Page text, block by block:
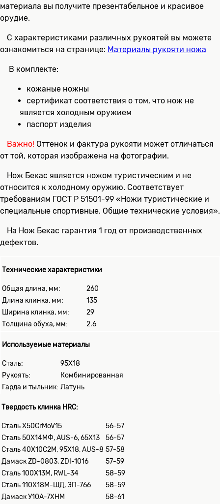
материала вы получите презентабельное и красивое
орудие.
С характеристиками различных рукоятей вы можете
ознакомиться на странице: Материалы рукояти ножа
В комплекте:
кожаные ножны
сертификат соответствия о том, что нож не
является холодным оружием
паспорт изделия
Важно! Оттенок и фактура рукояти может отличаться
от той, которая изображена на фотографии.
Нож Бекас является ножом туристическим и не
относится к холодному оружию. Соответствует
требованиям ГОСТ Р 51501-99 «Ножи туристические и
специальные спортивные. Общие технические условия».
На Нож Бекас гарантия 1 год от производственных
дефектов.
Технические характеристики
Общая длина, мм:
260
Длина клинка, мм:
135
Ширина клинка, мм:
29
Толщина обуха, мм:
2.6
Используемые материалы
Сталь:
95Х18
Рукоять:
Комбинированная
Гарда и тыльник: Латунь
Твердость клинка HRC:
Сталь X50CrMoV15
56-57
Сталь 50Х14МФ, AUS-6, 65Х13
56-57
Сталь 40Х10С2М, 95Х18, AUS-8 57-58
Дамаск ZD-0803, ZDI-1016
57-59
Сталь 100Х13М, RWL-34
58-59
Сталь 110Х18М-ШД, ЭП-766
58-59
Дамаск У10А-7ХНМ
58-61